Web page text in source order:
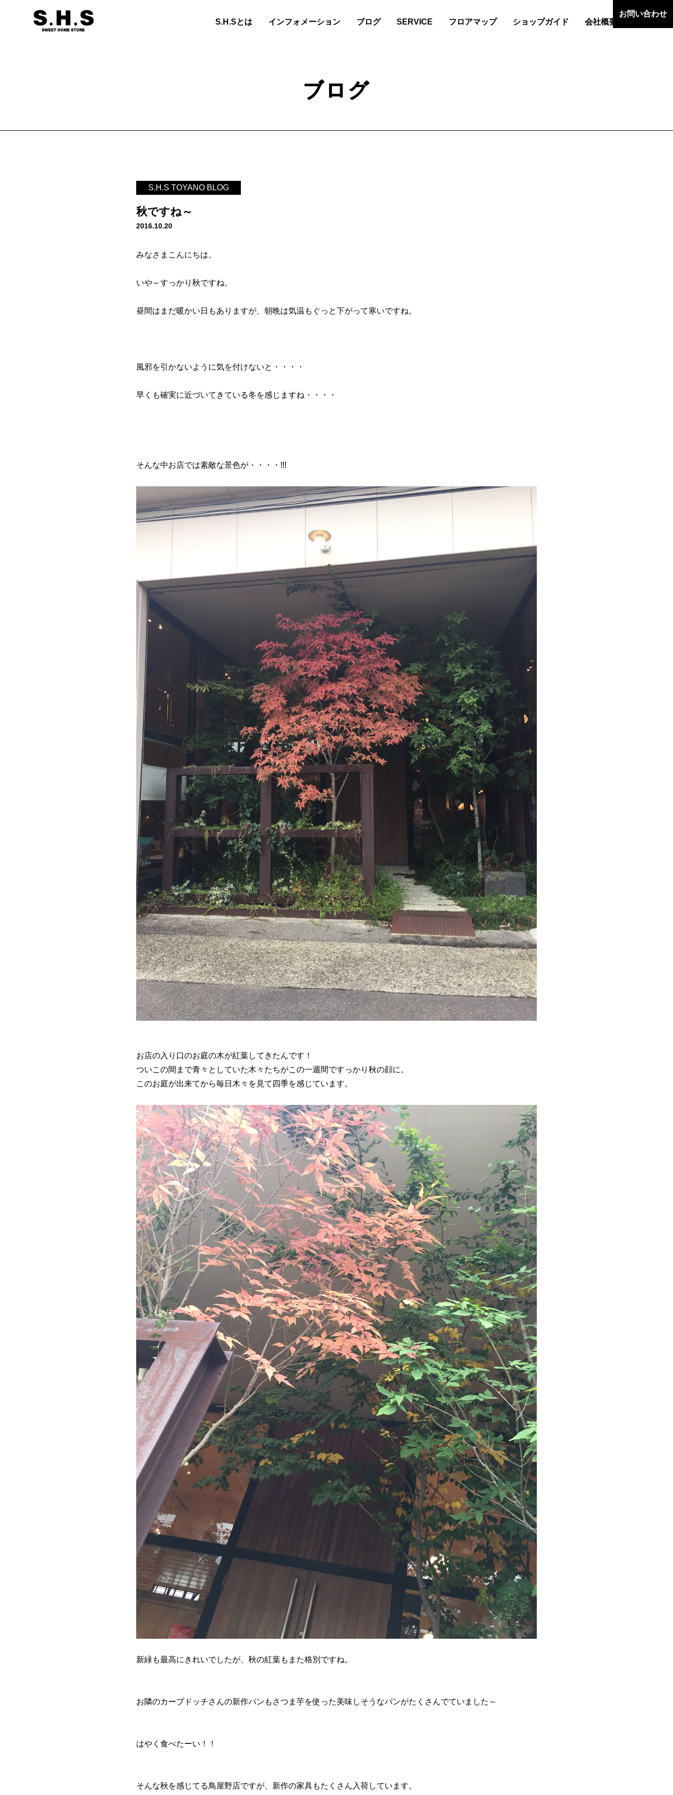
S.H.Sとは インフォメーション ブログ SERVICE フロアマップ ショップガイド 会社概要
お問い合わせ
ブログ
S.H.S TOYANO BLOG
秋ですね～
2016.10.20
みなさまこんにちは。
いや～すっかり秋ですね。
昼間はまだ暖かい日もありますが、朝晩は気温もぐっと下がって寒いですね。
風邪を引かないように気を付けないと・・・・
早くも確実に近づいてきている冬を感じますね・・・・
そんな中お店では素敵な景色が・・・・!!!
お店の入り口のお庭の木が紅葉してきたんです！
ついこの間まで青々としていた木々たちがこの一週間ですっかり秋の顔に。
このお庭が出来てから毎日木々を見て四季を感じています。
新緑も最高にきれいでしたが、秋の紅葉もまた格別ですね。
お隣のカーブドッチさんの新作パンもさつま芋を使った美味しそうなパンがたくさんでていました～
はやく食べたーい！！
そんな秋を感じてる鳥屋野店ですが、新作の家具もたくさん入荷しています。